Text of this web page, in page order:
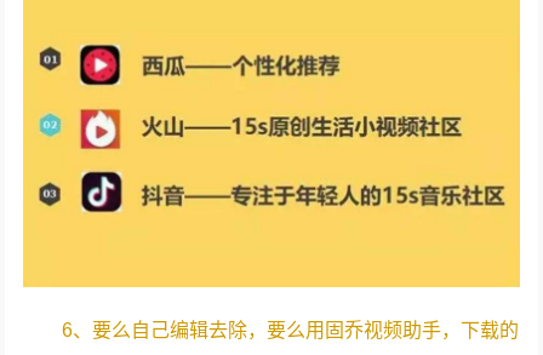
6、要么自己编辑去除，要么用固乔视频助手，下载的